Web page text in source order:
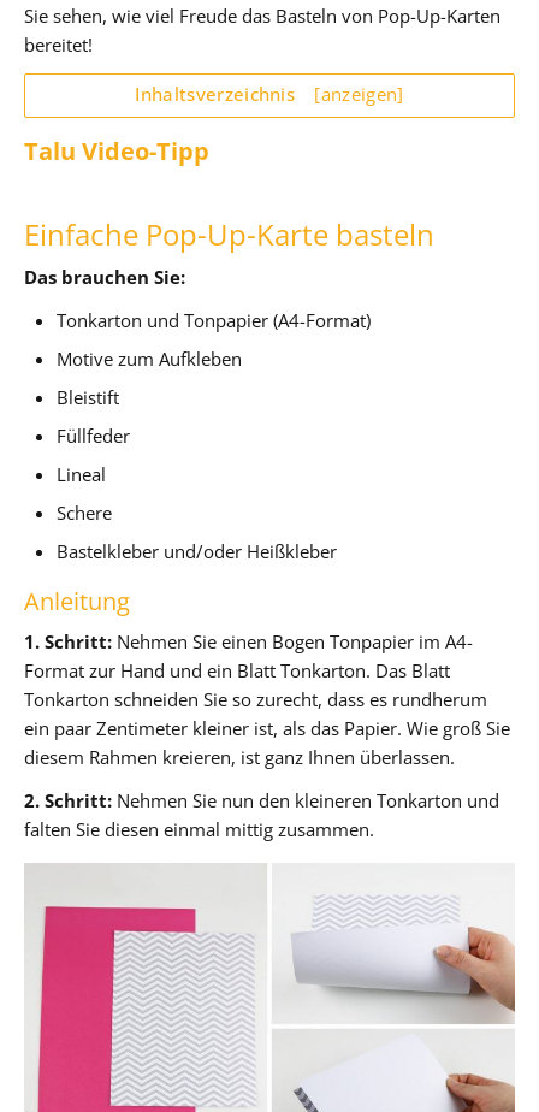
Sie sehen, wie viel Freude das Basteln von Pop-Up-Karten
bereitet!
Inhaltsverzeichnis [anzeigen]
Talu Video-Tipp
Einfache Pop-Up-Karte basteln
Das brauchen Sie:
Tonkarton und Tonpapier (A4-Format)
Motive zum Aufkleben
Bleistift
Füllfeder
Lineal
Schere
Bastelkleber und/oder Heißkleber
Anleitung
1. Schritt: Nehmen Sie einen Bogen Tonpapier im A4-
Format zur Hand und ein Blatt Tonkarton. Das Blatt
Tonkarton schneiden Sie so zurecht, dass es rundherum
ein paar Zentimeter kleiner ist, als das Papier. Wie groß Sie
diesem Rahmen kreieren, ist ganz Ihnen überlassen.
2. Schritt: Nehmen Sie nun den kleineren Tonkarton und
falten Sie diesen einmal mittig zusammen.